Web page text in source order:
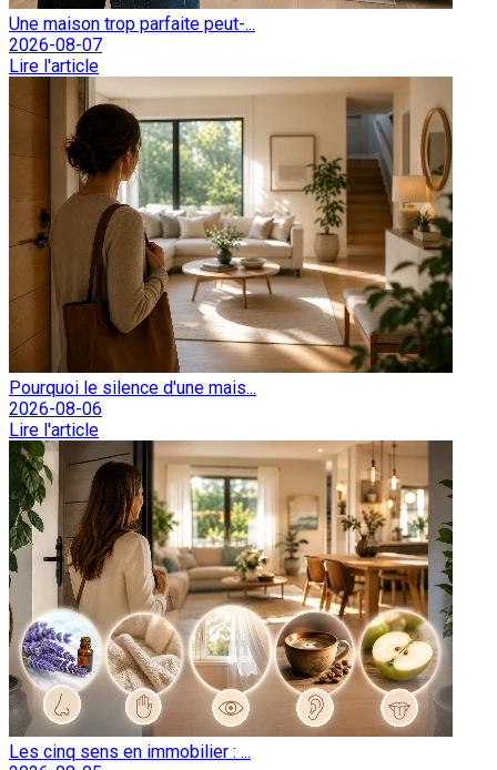
Une maison trop parfaite peut-...
2026-08-07
Lire l'article
Pourquoi le silence d'une mais...
2026-08-06
Lire l'article
Les cinq sens en immobilier : ...